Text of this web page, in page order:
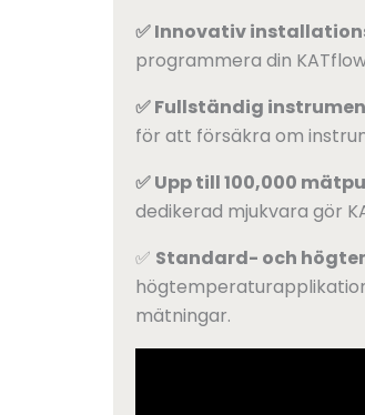
✅ Innovativ
programmera din
✅ Fullständig
för att försäkra om
✅ Upp till 100,000
dedikerad mjukvara gör
✅ Standard- och
mätningar.